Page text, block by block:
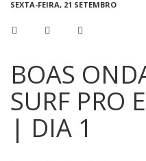
SEXTA-FEIRA, 21 SETEMBRO
BOAS
SURF PRO
| DIA 1